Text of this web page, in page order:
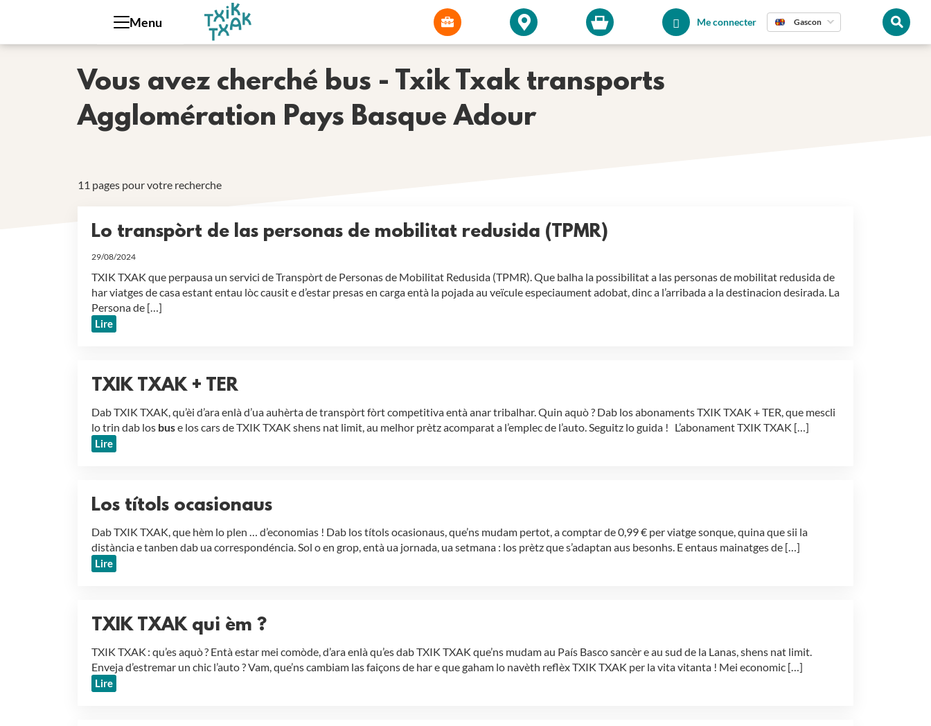
Menu Me connecter Gascon
Vous avez cherché bus - Txik Txak transports
Agglomération Pays Basque Adour
11 pages pour votre recherche
Lo transpòrt de las personas de mobilitat redusida (TPMR)
29/08/2024
TXIK TXAK que perpausa un servici de Transpòrt de Personas de Mobilitat Redusida (TPMR). Que balha la possibilitat a las personas de mobilitat redusida de
har viatges de casa estant entau lòc causit e d’estar presas en carga entà la pojada au veïcule especiaument adobat, dinc a l’arribada a la destinacion desirada. La
Persona de […]
Lire
TXIK TXAK + TER
Dab TXIK TXAK, qu’èi d’ara enlà d’ua auhèrta de transpòrt fòrt competitiva entà anar tribalhar. Quin aquò ? Dab los abonaments TXIK TXAK + TER, que mescli
lo trin dab los buse los cars de TXIK TXAK shens nat limit, au melhor prètz acomparat a l’emplec de l’auto. Seguitz lo guida ! L’abonament TXIK TXAK […]
Lire
Los títols ocasionaus
Dab TXIK TXAK, que hèm lo plen … d’economias ! Dab los títols ocasionaus, que’ns mudam pertot, a comptar de 0,99 € per viatge sonque, quina que sii la
distància e tanben dab ua correspondéncia. Sol o en grop, entà ua jornada, ua setmana : los prètz que s’adaptan aus besonhs. E entaus mainatges de […]
Lire
TXIK TXAK qui èm ?
TXIK TXAK : qu’es aquò ? Entà estar mei comòde, d’ara enlà qu’es dab TXIK TXAK que’ns mudam au País Basco sancèr e au sud de la Lanas, shens nat limit.
Enveja d’estremar un chic l’auto ? Vam, que’ns cambiam las faiçons de har e que gaham lo navèth reflèx TXIK TXAK per la vita vitanta ! Mei economic […]
Lire